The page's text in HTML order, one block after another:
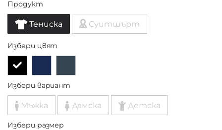
Продукт
Тениска Суитшърт
Избери цвят
Избери вариант
Мъжка Дамска Детска
Избери размер